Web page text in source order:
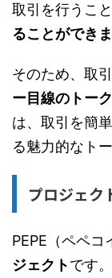
取引を行うこと
ることができま
そのため、取
ー目線のトー
は、取引を簡
る魅力的なト
プロジェク
PEPE（ペペコ
ジェクトです。